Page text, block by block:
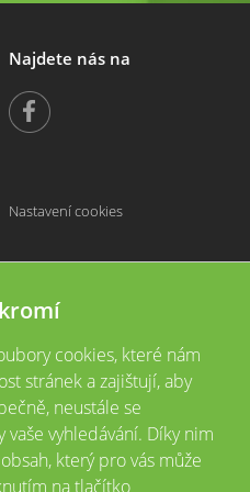
Najdete nás na
Nastavení cookies
práva vyhrazena
společností Realitní akademie České
cookies, které nám
stránek a zajištují, aby
neustále se
vyhledávání. Díky nim
který pro vás může
na tlačítko